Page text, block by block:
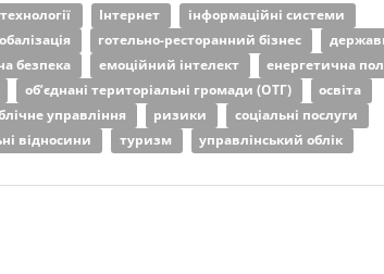
Інтернет
інформаційні системи
готельно-ресторанний бізнес
безпека емоційний інтелект
енергетична
об’єднані територіальні громади (ОТГ)
освіта
управління ризики
соціальні послуги
відносини туризм
управлінський облік